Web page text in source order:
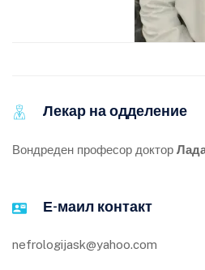
Лекар на одделение
Вондреден професор доктор
Е-маил контакт
nefrologijask@yahoo.com